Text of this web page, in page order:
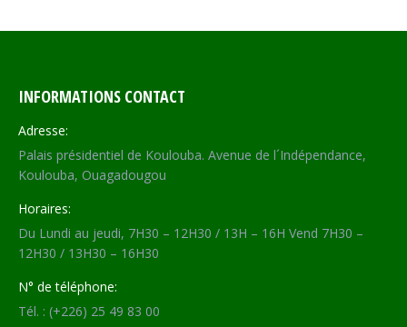
INFORMATIONS CONTACT
Adresse:
Palais présidentiel de Koulouba. Avenue de l´Indépendance,
Koulouba, Ouagadougou
Horaires:
Du Lundi au jeudi, 7H30 – 12H30 / 13H – 16H Vend 7H30 –
12H30 / 13H30 – 16H30
N° de téléphone:
Tél. : (+226) 25 49 83 00